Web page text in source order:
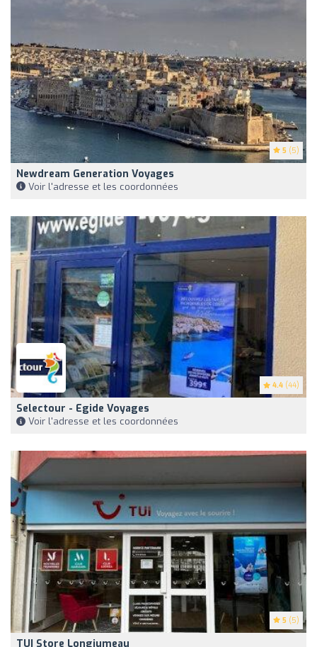
5 (5)
Newdream Generation Voyages
Voir l'adresse et les coordonnées
4.4 (44)
Selectour - Egide Voyages
Voir l'adresse et les coordonnées
5 (5)
TUI Store Longjumeau